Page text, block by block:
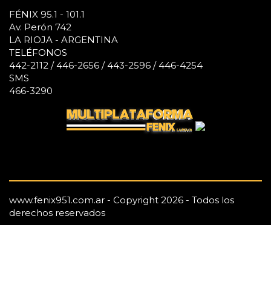
FÉNIX 95.1 - 101.1
Av. Perón 742
LA RIOJA - ARGENTINA
TELÉFONOS
442-2112 / 446-2656 / 443-2596 / 446-4254
SMS
466-3290
www.fenix951.com.ar - Copyright 2026 - Todos los
derechos reservados